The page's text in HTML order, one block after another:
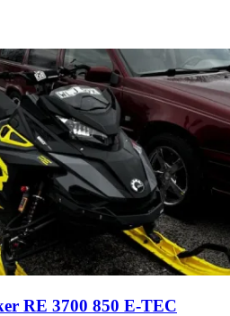
RE 3700 850 E-TEC